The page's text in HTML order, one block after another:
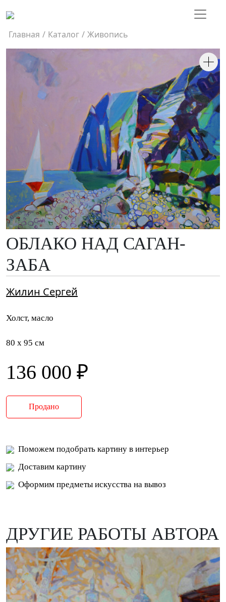
Главная / Каталог / Живопись
ОБЛАКО НАД САГАН-
ЗАБА
Жилин Сергей
Холст, масло
80 x 95 см
136 000 ₽
Продано
Поможем подобрать картину в интерьер
Доставим картину
Оформим предметы искусства на вывоз
ДРУГИЕ РАБОТЫ АВТОРА